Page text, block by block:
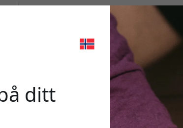
Art.nr.: AT_S1_BLP
KeyBudz
kroklomme og
ditt
Bruk